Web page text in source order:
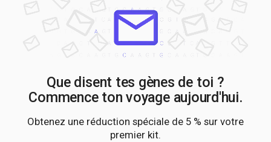
Que disent tes gènes de toi ?
Commence ton voyage aujourd'hui.
Obtenez une réduction spéciale de 5 % sur votre
premier kit.